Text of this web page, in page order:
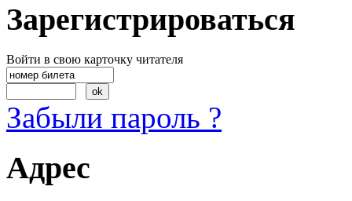
Зарегистрироваться
Войти в свою карточку читателя
Забыли пароль ?
Адрес